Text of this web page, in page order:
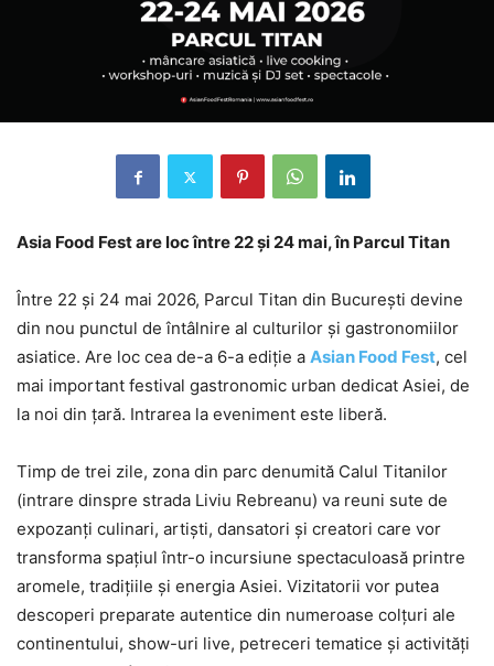
Asia Food Fest are loc între 22 și 24 mai, în Parcul Titan
Între 22 și 24 mai 2026, Parcul Titan din București devine
din nou punctul de întâlnire al culturilor și gastronomiilor
asiatice. Are loc cea de-a 6-a ediție a Asian Food Fest, cel
mai important festival gastronomic urban dedicat Asiei, de
la noi din țară. Intrarea la eveniment este liberă.
Timp de trei zile, zona din parc denumită Calul Titanilor
(intrare dinspre strada Liviu Rebreanu) va reuni sute de
expozanți culinari, artiști, dansatori și creatori care vor
transforma spațiul într-o incursiune spectaculoasă printre
aromele, tradițiile și energia Asiei. Vizitatorii vor putea
descoperi preparate autentice din numeroase colțuri ale
continentului, show-uri live, petreceri tematice și activități